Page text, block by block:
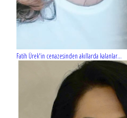
Fatih Ürek'in cenazesinden akıllarda kalanlar...